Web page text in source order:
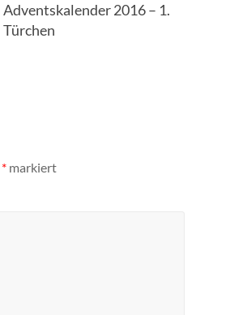
Adventskalender 2016 – 1.
Türchen
* markiert